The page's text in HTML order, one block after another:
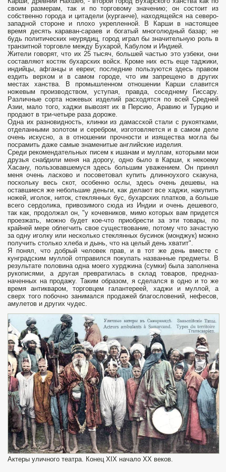
своим размерам, так и по торговому значению; он состоит из
собственно города и цитадели (курганче), находящейся на северо-
западной стороне и плохо укрепленной. В Карши в на­стоящее
время десять караван-сараев и богатый многолюдный базар; не
будь политических неурядиц, город играл бы значи­тельную роль в
транзитной торговле между Бухарой, Кабулом и Индией.
Жители говорят, что их 25 тысяч, большей частью это узбеки, они
составляют костяк бухарских войск. Кроме них есть еще таджики,
индийцы, афганцы и евреи; последние пользуются здесь правом
ездить верхом и в самом городе, что им запрещено в других
местах ханства. В промышленном отношении Карши славится
ножевым производством, уступая, правда, соседнему Гиссару.
Различные сорта ножевых изделий расходятся по всей Средней
Азии, мало того, хаджи вывозят их в Персию, Аравию и Турцию и
продают в три-четыре раза дороже.
Одна их разновидность, клинки из дамасской стали с рукоятками,
отде­ланными золотом и серебром, изготовляется и в самом деле
очень искусно, а в отношении прочности и изящества могла бы
посрамить даже самые знаменитые английские изделия.
Среди рекомендательных писем к ишанам и муллам, ко­торыми мои
друзья снабдили меня на дорогу, одно было в Карши, к некоему
Хасану, пользовавшемуся здесь большим уважением. Он принял
меня очень ласково и посоветовал купить длинноухого скакуна,
поскольку весь скот, особенно ослы, здесь очень дешевы, на
оставшиеся же небольшие деньги, как делают все хаджи, накупить
ножей, иголок, ниток, стеклянных бус, бухарских платков, а больше
всего сердолика, привозимого сюда из Индии и очень дешевого,
так как, продолжал он, "у кочевни­ков, мимо которых вам придется
проезжать, можно будет кое-что приобрести за эти товары, по
крайней мере облегчить свое существование, потому что зачастую
за одну иголку или несколько стеклянных бусинок (монджук) можно
получить столько хлеба и дынь, что на целый день хватит".
Я понял, что добрый человек прав, и в тот же день вместе с
кунградским муллой отправился покупать названные предметы. В
результате половина одна моего хурджина (сумки) была заполнена
ру­кописями, а другая превратилась в склад товаров, предназ­
наченных на продажу. Таким образом, я сделался в одно и то же
время антикваром, торговцем галантереей, хаджи и муллой, а
сверх того побочно занимался продажей благословений, нефесов,
амулетов и других чудес.
Актеры уличного театра. Конец XIX начало XX веков.